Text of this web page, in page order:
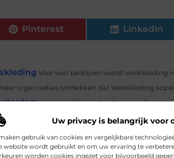
Uw privacy is belangrijk voor
gebruik van cookies en vergelijkbare
website wordt gebruikt en om uw ervaring te
worden cookies ingezet voor bijvoorbeeld
Pinterest LinkedIn
Voor veel bedrijven wordt werkkleding
organisaties ontdekken dat Werkkleding
Uw textiel kunt u heel eenvoudig laten
uiteenlopende soorten textiel het...
Soest
Schoonheidssalon Soest zorgt ervoor
de ontspanning van...